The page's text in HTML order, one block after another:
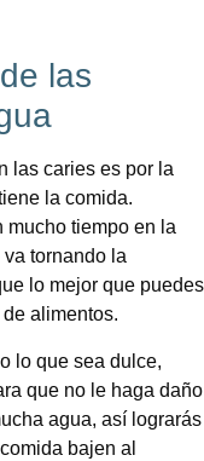
las
las caries es por la
la comida.
mucho tiempo en la
tornando la
lo mejor que puedes
alimentos.
lo que sea dulce,
que no le haga daño
agua, así lograrás
bajen al